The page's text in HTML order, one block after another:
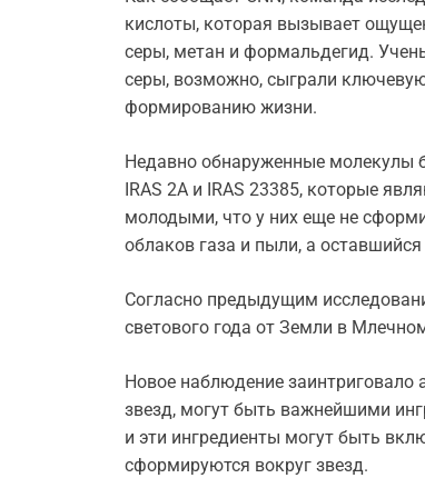
кислоты, которая вызывает
серы, метан и формальдегид.
серы, возможно, сыграли
формированию жизни.
Недавно обнаруженные молекулы
IRAS 2A и IRAS 23385, которые
молодыми, что у них еще не
облаков газа и пыли, а
Согласно предыдущим
светового года от Земли в
Новое наблюдение
звезд, могут быть важнейшими
и эти ингредиенты могут быть
сформируются вокруг звезд.